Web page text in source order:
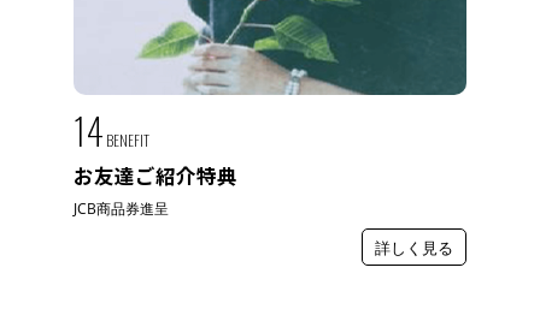
14 BENEFIT
お友達ご紹介特典
JCB商品券進呈
詳しく見る